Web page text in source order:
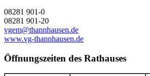
08281 901-0
08281 901-20
vgem@thannhausen.de
www.vg-thannhausen.de
Öffnungszeiten des Rathauses